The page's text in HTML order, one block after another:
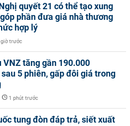
quyết 21 có thể tạo xung
phần đưa giá nhà thương
hợp lý
giờ trước
VNZ tăng gần 190.000
5 phiên, gấp đôi giá trong
1 phút trước
tung đòn đáp trả, siết xuất